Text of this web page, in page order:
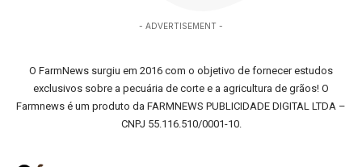
- ADVERTISEMENT -
O FarmNews surgiu em 2016 com o objetivo de fornecer estudos
exclusivos sobre a pecuária de corte e a agricultura de grãos! O
Farmnews é um produto da FARMNEWS PUBLICIDADE DIGITAL LTDA –
CNPJ 55.116.510/0001-10.